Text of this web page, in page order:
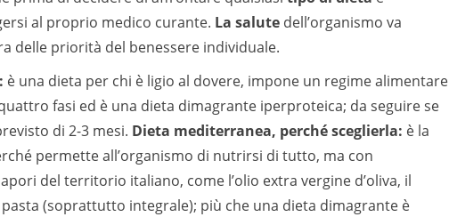
al proprio medico curante. La salute dell’organismo va
delle priorità del benessere individuale.
è una dieta per chi è ligio al dovere, impone un regime alimentare
fasi ed è una dieta dimagrante iperproteica; da seguire se
di 2-3 mesi. Dieta mediterranea, perché sceglierla: è la
permette all’organismo di nutrirsi di tutto, ma con
del territorio italiano, come l’olio extra vergine d’oliva, il
(soprattutto integrale); più che una dieta dimagrante è